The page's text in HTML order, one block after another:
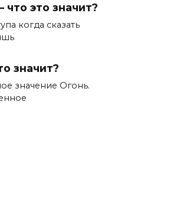
это значит?
когда сказать
значит?
значение Огонь.